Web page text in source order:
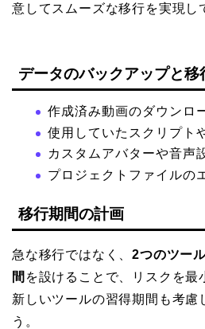
意してスムーズな移行を実現し
データのバックアップと移
作成済み動画のダウンロ
使用していたスクリプト
カスタムアバターや音声
プロジェクトファイルの
移行期間の計画
急な移行ではなく、2つのツー
間 を設けることで、リスクを最
新しいツールの習得期間も考慮
う。